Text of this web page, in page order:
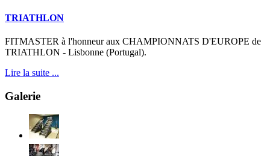
TRIATHLON
FITMASTER à l'honneur aux CHAMPIONNATS D'EUROPE de
TRIATHLON - Lisbonne (Portugal).
Lire la suite ...
Galerie